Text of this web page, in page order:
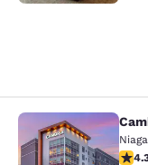
Cambria